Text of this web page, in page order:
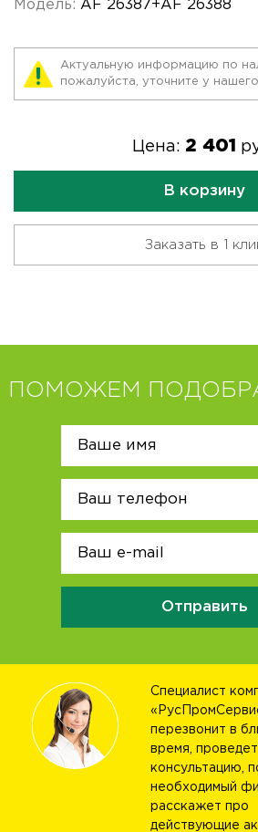
Модель: AF 26387+AF 26388
Актуальную информацию по
пожалуйста, уточните у
Цена: 2 401
В корзину
Заказать в 1
ПОМОЖЕМ
Отправить
Специалист
перезвонит в
время,
консультацию,
необходимый
расскажет про
действующие